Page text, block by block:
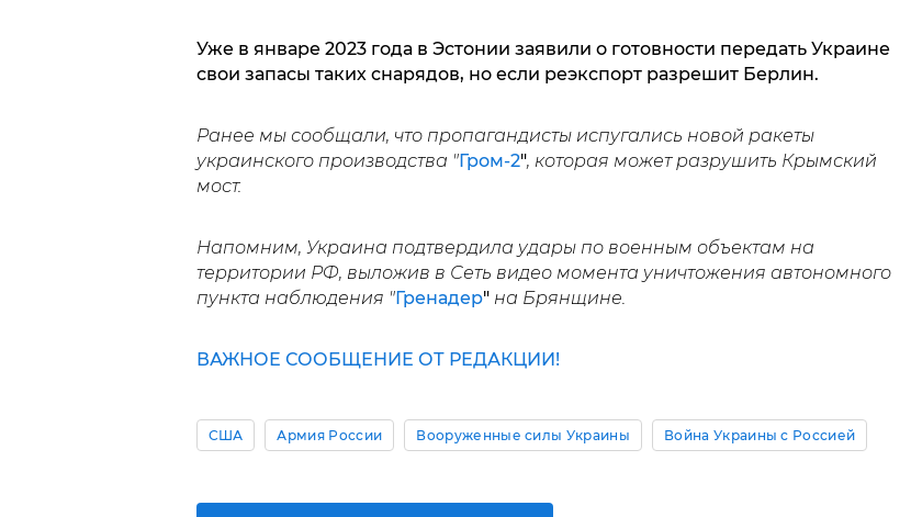
Уже в январе 2023 года в Эстонии заявили о готовности передать Украине
свои запасы таких снарядов, но если реэкспорт разрешит Берлин.
Ранее мы сообщали, что пропагандисты испугались новой ракеты
украинского производства "Гром-2", которая может разрушить Крымский
мост.
Напомним, Украина подтвердила удары по военным объектам на
территории РФ, выложив в Сеть видео момента уничтожения автономного
пункта наблюдения "Гренадер"на Брянщине.
ВАЖНОЕ СООБЩЕНИЕ ОТ РЕДАКЦИИ!
США Армия России Вооруженные силы Украины Война Украины с Россией